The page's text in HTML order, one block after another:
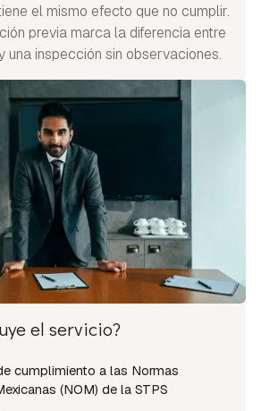
el mismo efecto que no cumplir.
previa marca la diferencia entre
una inspección sin observaciones.
el servicio?
cumplimiento a las Normas
(NOM) de la STPS